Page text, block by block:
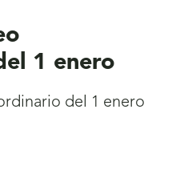
1 enero
del 1 enero